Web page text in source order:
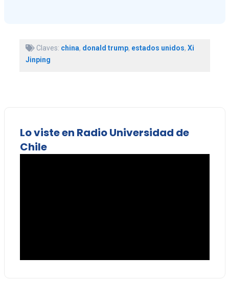
Claves: china, donald trump, estados unidos, Xi
Jinping
Lo viste en Radio Universidad de
Chile